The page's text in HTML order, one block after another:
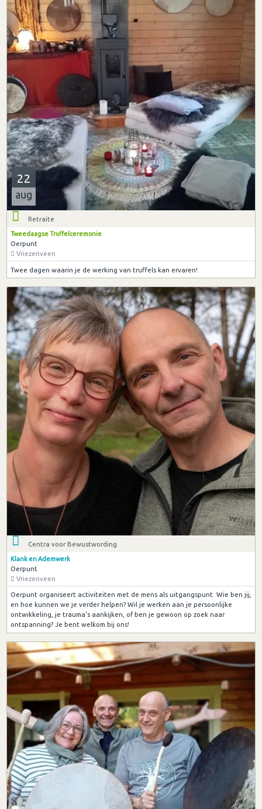
22
aug
Retraite
Tweedaagse Truffelceremonie
Oerpunt
Vriezenveen
Twee dagen waarin je de werking van truffels kan ervaren!
Centra voor Bewustwording
Klank en Ademwerk
Oerpunt
Vriezenveen
Oerpunt organiseert activiteiten met de mens als uitgangspunt. Wie ben jij,
en hoe kunnen we je verder helpen? Wil je werken aan je persoonlijke
ontwikkeling, je trauma's aankijken, of ben je gewoon op zoek naar
ontspanning? Je bent welkom bij ons!